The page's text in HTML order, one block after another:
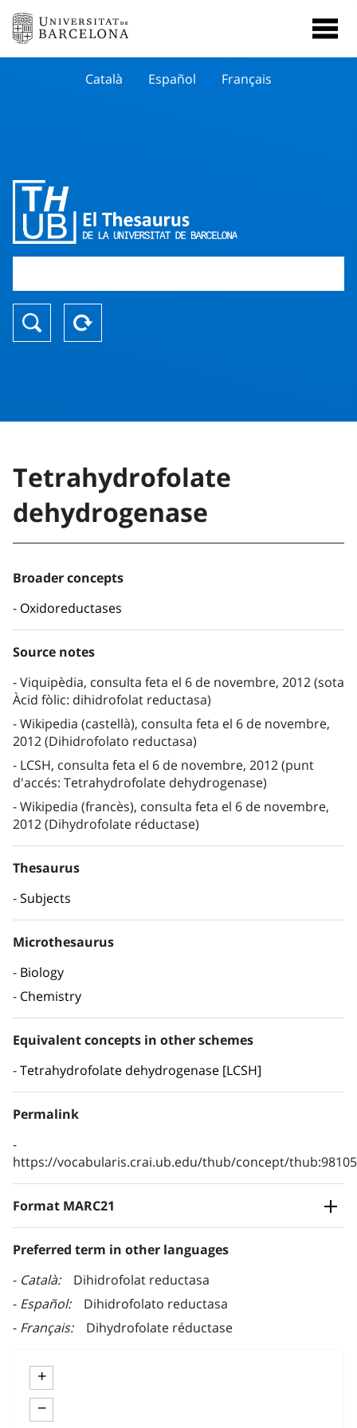
Català Español Français
Tetrahydrofolate
dehydrogenase
Broader concepts
Oxidoreductases
Source notes
Viquipèdia, consulta feta el 6 de novembre, 2012 (sota
Àcid fòlic: dihidrofolat reductasa)
Wikipedia (castellà), consulta feta el 6 de novembre,
2012 (Dihidrofolato reductasa)
LCSH, consulta feta el 6 de novembre, 2012 (punt
d'accés: Tetrahydrofolate dehydrogenase)
Wikipedia (francès), consulta feta el 6 de novembre,
2012 (Dihydrofolate réductase)
Thesaurus
Subjects
Microthesaurus
Biology
Chemistry
Equivalent concepts in other schemes
Tetrahydrofolate dehydrogenase [LCSH]
Permalink
https://vocabularis.crai.ub.edu/thub/concept/
Format MARC21
Preferred term in other languages
Català
Dihidrofolat reductasa
Español
Dihidrofolato reductasa
Français
Dihydrofolate réductase
+
−